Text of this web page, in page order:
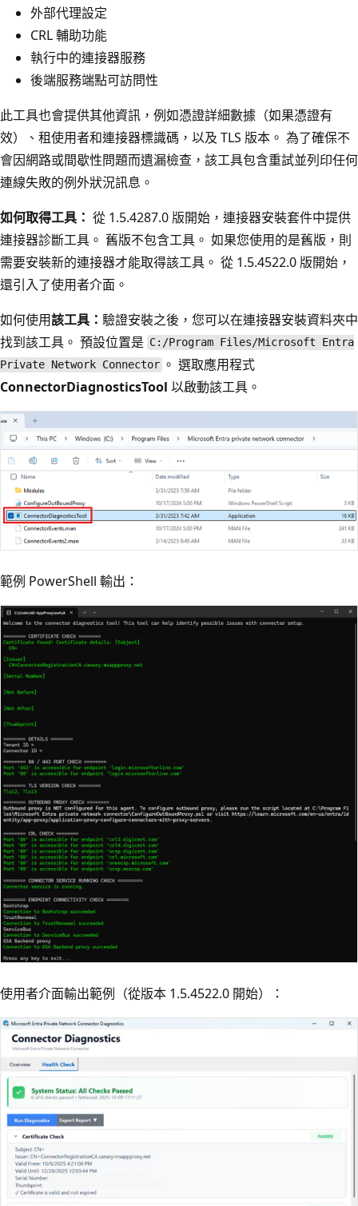
外部代理設定
CRL 輔助功能
執行中的連接器服務
後端服務端點可訪問性
此工具也會提供其他資訊，例如憑證詳細數據（如果憑證有
效）、租使用者和連接器標識碼，以及 TLS 版本。 為了確保不
會因網路或間歇性問題而遺漏檢查，該工具包含重試並列印任何
連線失敗的例外狀況訊息。
如何取得工具： 從 1.5.4287.0 版開始，連接器安裝套件中提供
連接器診斷工具。 舊版不包含工具。 如果您使用的是舊版，則
需要安裝新的連接器才能取得該工具。 從 1.5.4522.0 版開始，
還引入了使用者介面。
如何使用該工具： 驗證安裝之後，您可以在連接器安裝資料夾中
找到該工具。 預設位置是 C:/Program Files/Microsoft Entra
Private Network Connector 。 選取應用程式
ConnectorDiagnosticsTool 以啟動該工具。
範例 PowerShell 輸出：
使用者介面輸出範例（從版本 1.5.4522.0 開始）：